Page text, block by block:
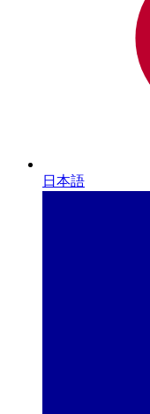
日本語